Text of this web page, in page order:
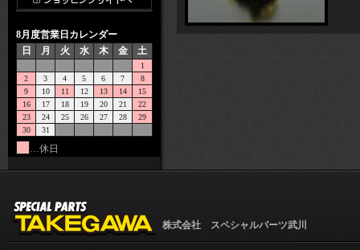
8月度営業日カレンダー
日
月 火 水 木 金 土
1
2
3 4 5 6 7
8
9
10 11 12 13 14
15
16
17 18 19 20 21
22
23
24 25 26 27 28
29
30
31
…休日
株式会社 スペシャルパーツ武川